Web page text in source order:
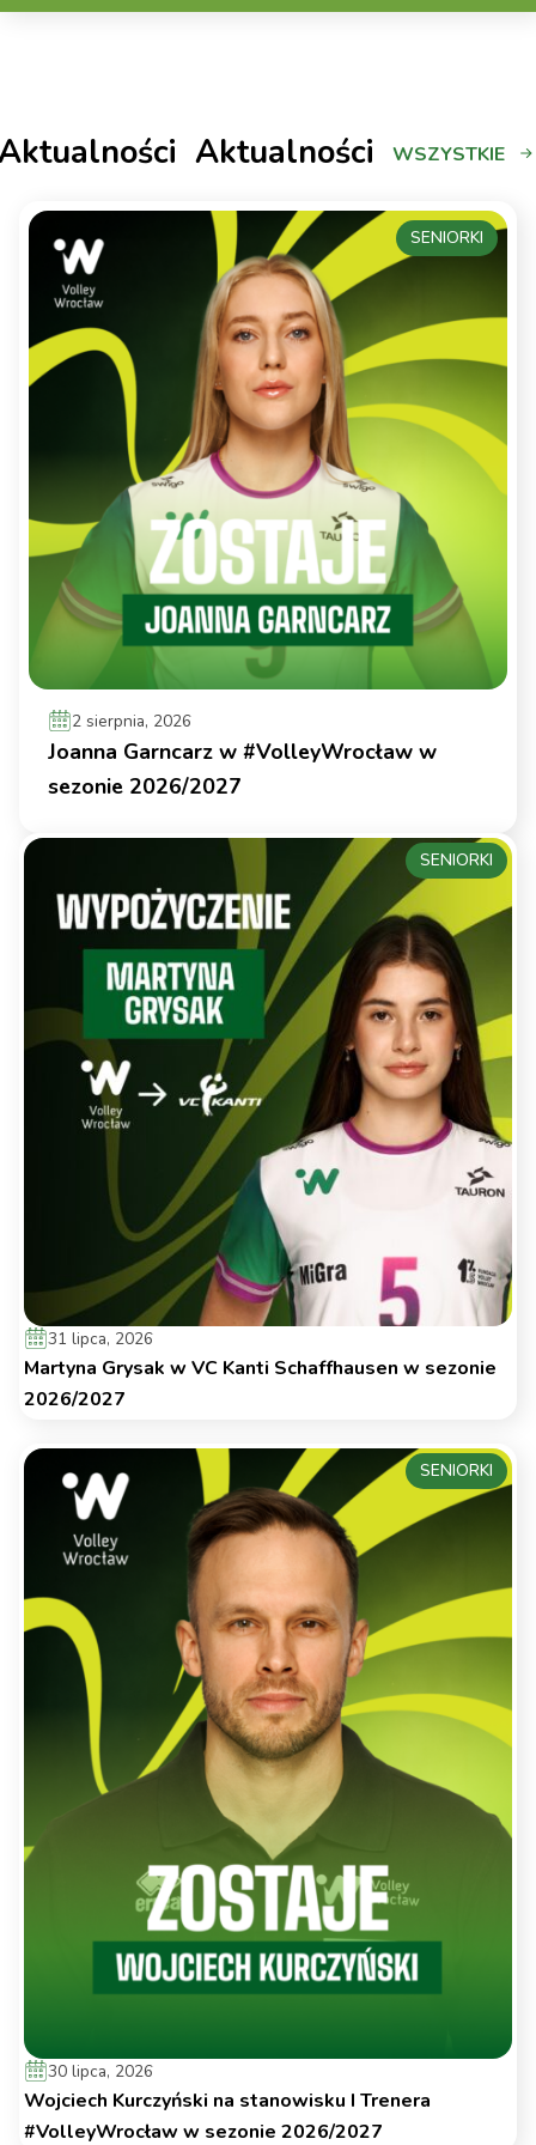
Aktualności WSZYSTKIE
2 sierpnia, 2026
Joanna Garncarz w #VolleyWrocław w
sezonie 2026/2027
SENIORKI
31 lipca, 2026
Martyna Grysak w VC Kanti Schaffhausen w sezonie
2026/2027
SENIORKI
30 lipca, 2026
Wojciech Kurczyński na stanowisku I Trenera
#VolleyWrocław w sezonie 2026/2027
SENIORKI